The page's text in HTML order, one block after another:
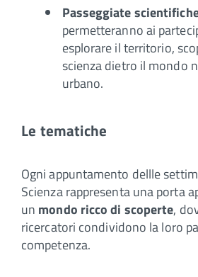
Passeggiate
permetteranno ai
esplorare il territorio,
scienza dietro il mondo
urbano.
Le tematiche
Ogni appuntamento dellle
Scienza rappresenta una porta
un mondo ricco di scoperte,
ricercatori condividono la loro
competenza.